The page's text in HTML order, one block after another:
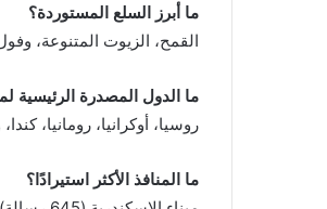
ما أبرز السلع المستوردة؟
القمح، الزيوت المتنوعة،
ما الدول المصدرة الرئيسية
روسيا، أوكرانيا، رومانيا،
ما المنافذ الأكثر استيرادًا؟